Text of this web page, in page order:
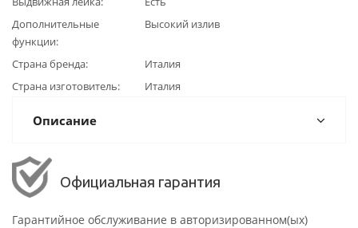
Дополнительные
функции
Высокий излив
Страна бренда
Италия
Страна изготовитель
Италия
Описание
Официальная гарантия
Гарантийное обслуживание в авторизированном(ых)